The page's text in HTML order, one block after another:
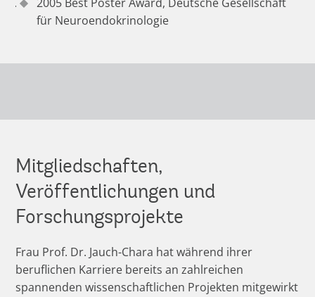
für Neuroendokrinologie
Mitgliedschaften,
Veröffentlichungen und
Forschungsprojekte
Frau Prof. Dr. Jauch-Chara hat während ihrer
beruflichen Karriere bereits an zahlreichen
spannenden wissenschaftlichen Projekten mitgewirkt